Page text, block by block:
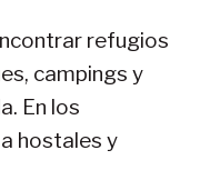
refugios
campings y
En los
hostales y